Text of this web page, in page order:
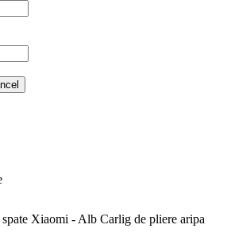
Carlig de pliere aripa